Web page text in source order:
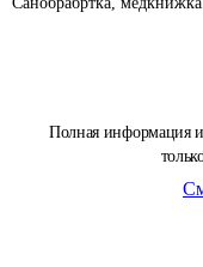
Полная информация